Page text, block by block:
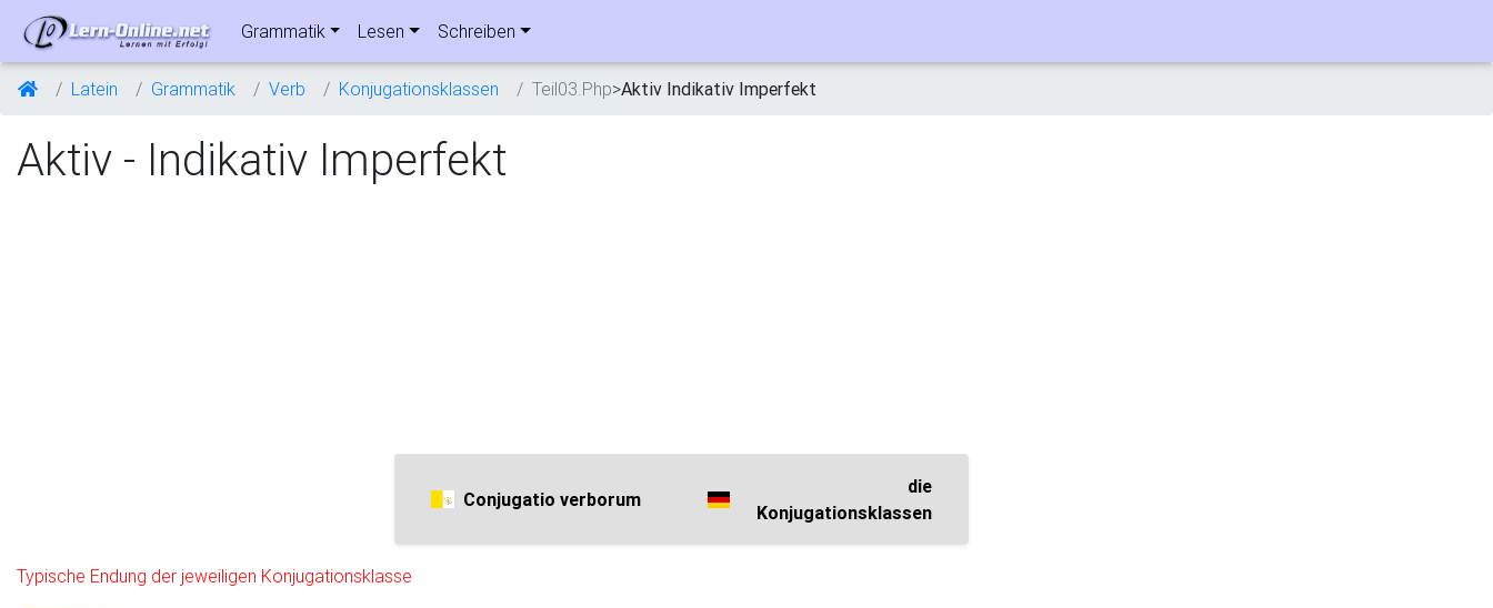
Grammatik Lesen Schreiben
Latein Grammatik Verb Konjugationsklassen Teil03.Php>Aktiv Indikativ Imperfekt
Aktiv - Indikativ Imperfekt
Conjugatio verborum
die
Konjugationsklassen
Typische Endung der jeweiligen Konjugationsklasse